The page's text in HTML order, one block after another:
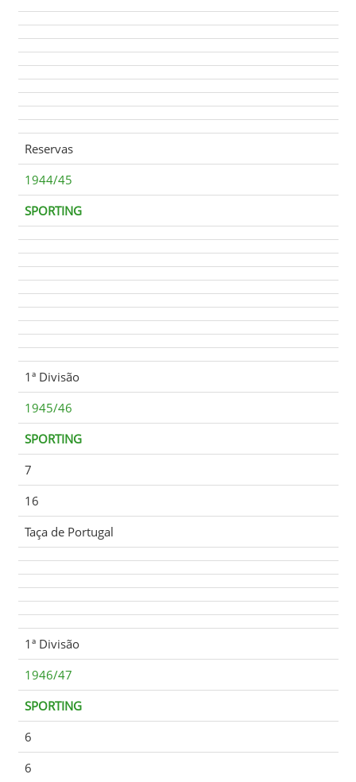
Reservas
1944/45
SPORTING
1ª Divisão
1945/46
SPORTING
7
16
Taça de Portugal
1ª Divisão
1946/47
SPORTING
6
6